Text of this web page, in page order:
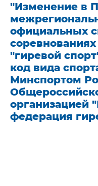
"Изменение в
официальных
"гиревой
код вида
Минспортом
организацией
федерация